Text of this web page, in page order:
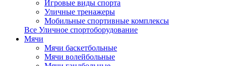
Игровые виды спорта
Уличные тренажеры
Мобильные спортивные комплексы
Все Уличное спортоборудование
Мячи
Мячи баскетбольные
Мячи волейбольные